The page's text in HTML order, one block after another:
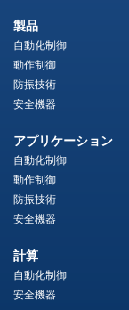
製品
自動化制御
動作制御
防振技術
安全機器
アプリケーション
自動化制御
動作制御
防振技術
安全機器
計算
自動化制御
安全機器